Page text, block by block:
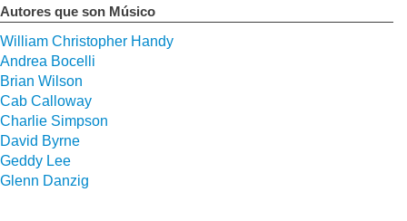
Autores que son Músico
William Christopher Handy
Andrea Bocelli
Brian Wilson
Cab Calloway
Charlie Simpson
David Byrne
Geddy Lee
Glenn Danzig